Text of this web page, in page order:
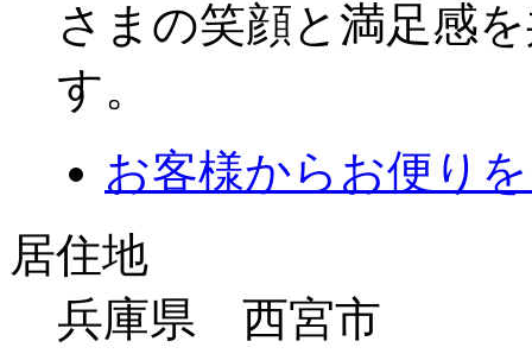
さまの笑顔と満足感
す。
お客様からお便り
居住地
兵庫県 西宮市